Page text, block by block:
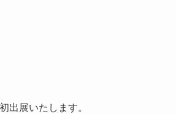
出展いたします。